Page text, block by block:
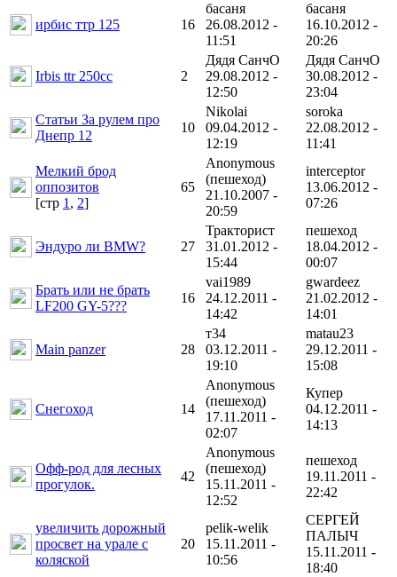
ирбис ттр 125 16
басаня
26.08.2012 -
11:51
басаня
16.10.2012 -
20:26
Irbis ttr 250cc 2
Дядя СанчО
29.08.2012 -
12:50
Дядя СанчО
30.08.2012 -
23:04
Статьи За рулем про
Днепр 12
10
Nikolai
09.04.2012 -
12:19
soroka
22.08.2012 -
11:41
Мелкий брод
оппозитов
[cтр 1, 2]
65
Anonymous
(пешеход)
21.10.2007 -
20:59
interceptor
13.06.2012 -
07:26
Эндуро ли BMW? 27
Тракторист
31.01.2012 -
15:44
пешеход
18.04.2012 -
00:07
Брать или не брать
LF200 GY-5???
16
vai1989
24.12.2011 -
14:42
gwardeez
21.02.2012 -
14:01
Main panzer 28
т34
03.12.2011 -
19:10
matau23
29.12.2011 -
15:08
Снегоход 14
Anonymous
(пешеход)
17.11.2011 -
02:07
Купер
04.12.2011 -
14:13
Офф-род для лесных
прогулок.
42
Anonymous
(пешеход)
15.11.2011 -
12:52
пешеход
19.11.2011 -
22:42
увеличить дорожный
просвет на урале с
коляской
20
pelik-welik
15.11.2011 -
10:56
СЕРГЕЙ
ПАЛЫЧ
15.11.2011 -
18:40